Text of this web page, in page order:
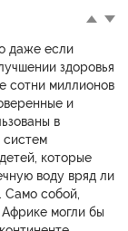
даже если
здоровья
сотни миллионов
и
в
систем
которые
воду вряд ли
Само собой,
могли бы